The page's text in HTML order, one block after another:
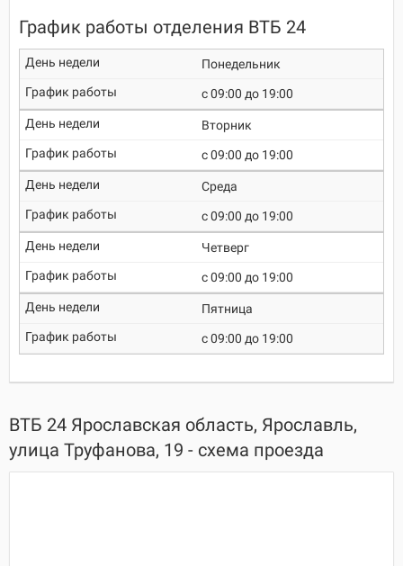
График работы отделения ВТБ 24
Понедельник
c 09:00 до 19:00
Вторник
c 09:00 до 19:00
Среда
c 09:00 до 19:00
Четверг
c 09:00 до 19:00
Пятница
c 09:00 до 19:00
ВТБ 24 Ярославская область, Ярославль,
улица Труфанова, 19 - схема проезда